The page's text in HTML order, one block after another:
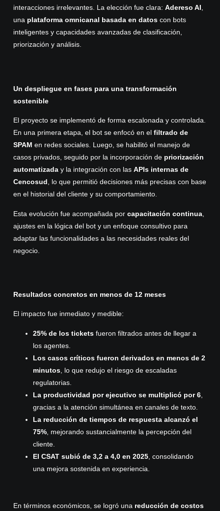
interacciones irrelevantes. La elección fue clara: Adereso AI,
una plataforma omnicanal basada en datoscon bots
inteligentes y capacidades avanzadas de clasificación,
priorización y análisis.
Un despliegue en fases para una transformación
sostenible
El proyecto se implementó de forma escalonada y controlada.
En una primera etapa, el bot se enfocó en el filtrado de
SPAM en redes sociales. Luego, se habilitó el manejo de
casos privados, seguido por la incorporación de priorización
automatizaday la integración con las APIs internas de
Cencosud , lo que permitió decisiones más precisas con base
en el historial del cliente y su comportamiento.
Esta evolución fue acompañada por capacitación continua,
ajustes en la lógica del bot y un enfoque consultivo para
adaptar las funcionalidades a las necesidades reales del
negocio.
Resultados concretos en menos de 12 meses
El impacto fue inmediato y medible:
25% de los ticketsfueron filtrados antes de llegar a
los agentes.
Los casos críticos fueron derivados en menos de 2
minutos, lo que redujo el riesgo de escaladas
regulatorias.
La productividad por ejecutivo se multiplicó por 6,
gracias a la atención simultánea en canales de texto.
La reducción de tiempos de respuesta alcanzó el
75%, mejorando sustancialmente la percepción del
cliente.
El CSAT subió de 3,2 a 4,0 en 2025, consolidando
una mejora sostenida en experiencia.
En términos económicos, se logró una reducción de costos